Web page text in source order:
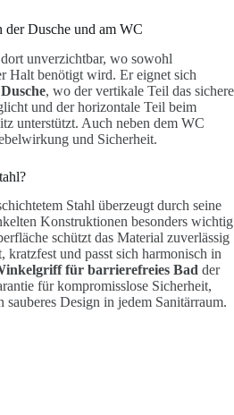
der Dusche und am WC
unverzichtbar, wo sowohl
Halt benötigt wird. Er eignet sich
, wo der vertikale Teil das sichere
und der horizontale Teil beim
unterstützt. Auch neben dem WC
und Sicherheit.
Stahl überzeugt durch seine
Konstruktionen besonders wichtig
schützt das Material zuverlässig
und passt sich harmonisch in
für barrierefreies Bad der
für kompromisslose Sicherheit,
Design in jedem Sanitärraum.